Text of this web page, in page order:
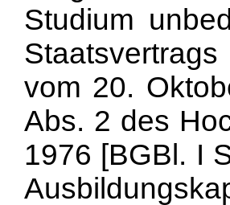
Studium
vom 20.
Abs. 2 des
1976 [BGBl. I